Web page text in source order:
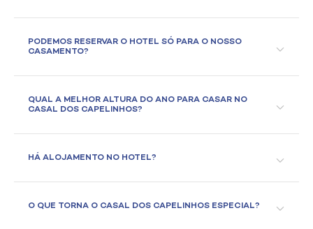
PODEMOS RESERVAR O HOTEL SÓ PARA O NOSSO
CASAMENTO?
QUAL A MELHOR ALTURA DO ANO PARA CASAR NO
CASAL DOS CAPELINHOS?
HÁ ALOJAMENTO NO HOTEL?
O QUE TORNA O CASAL DOS CAPELINHOS ESPECIAL?